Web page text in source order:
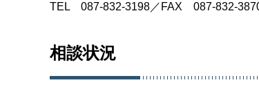
TEL 087-832-3198／FAX 087-832-
相談状況